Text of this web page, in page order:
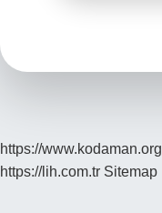
https://www.kodaman.org
https://lih.com.tr Sitemap